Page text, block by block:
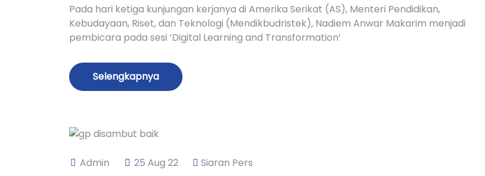
Pada hari ketiga kunjungan kerjanya di Amerika Serikat (AS), Menteri Pendidikan,
Kebudayaan, Riset, dan Teknologi (Mendikbudristek), Nadiem Anwar Makarim menjadi
pembicara pada sesi ‘Digital Learning and Transformation’
Selengkapnya
Admin 25 Aug 22 Siaran Pers